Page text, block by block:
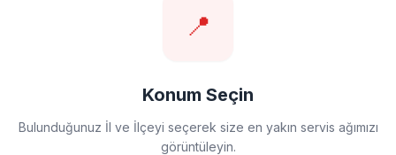
📍
Konum Seçin
Bulunduğunuz İl ve İlçeyi seçerek size en yakın servis ağımızı
görüntüleyin.